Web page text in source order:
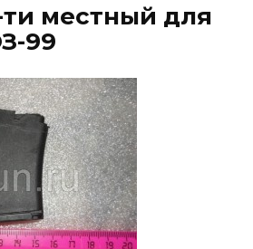
ти местный для
99